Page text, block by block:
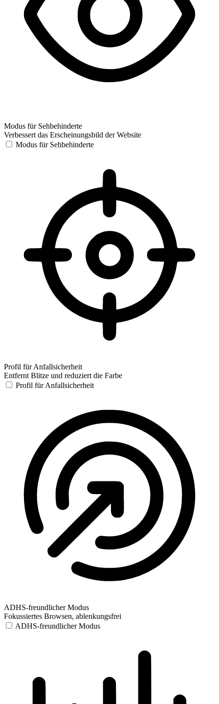
Modus für Sehbehinderte
Verbessert das Erscheinungsbild der Website
Modus für Sehbehinderte
Profil für Anfallsicherheit
Entfernt Blitze und reduziert die Farbe
Profil für Anfallsicherheit
ADHS-freundlicher Modus
Fokussiertes Browsen, ablenkungsfrei
ADHS-freundlicher Modus